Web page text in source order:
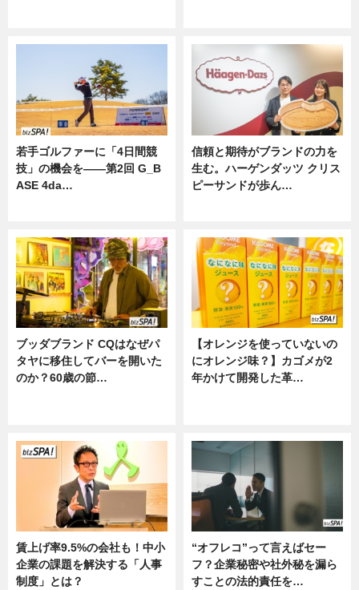
若手ゴルファーに「4日間競
技」の機会を——第2回 G_B
ASE 4da…
信頼と期待がブランドの力を
生む。ハーゲンダッツ クリス
ピーサンドが歩ん…
ブッダブランド CQはなぜパ
タヤに移住してバーを開いた
のか？60歳の節…
【オレンジを使っていないの
にオレンジ味？】カゴメが2
年かけて開発した革…
賃上げ率9.5%の会社も！中小
企業の課題を解決する「人事
制度」とは？
“オフレコ”って言えばセー
フ？企業秘密や社外秘を漏ら
すことの法的責任を…